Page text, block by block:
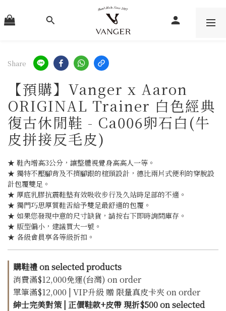
Share
【預購】Vanger x Aaron
ORIGINAL Trainer 白色經典
復古休閒鞋 - Ca006卵石白(牛
皮拼接反毛皮)
★ 鞋內增高3公分，讓整體視覺身高高人一等。
★ 獨特不壓腳背及不擠腳跟的楦頭設計，德比兩片式便利的穿脫設
計包覆雙足。
★ 厚底乳膠抗震鞋墊有效吸收步行及久站時足部的不適。
★ 獨門巧思厚質鞋舌給予雙足最舒適的包覆。
★ 如果您發現中意的尺寸缺貨，請按右下即時詢問庫存。
★ 版型偏小，建議買大一號。
★ 各級會員享各等級折扣。
購鞋禮 on selected products
消費滿$12,000免運(台灣) on order
單筆滿$12,000 | VIP升級 贈 限量真皮卡夾 on order
紳士完美對策 | 正價鞋款+皮帶 現折$500 on selected